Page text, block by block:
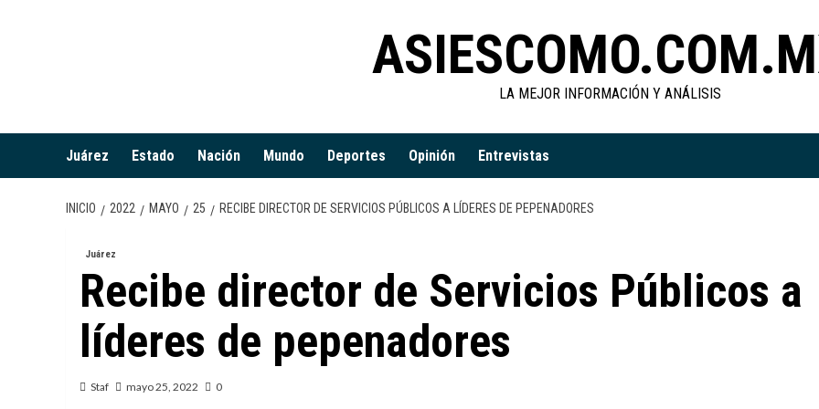
LA MEJOR INFORMACIÓN Y ANÁLISIS
Juárez Estado Nación Mundo Deportes Opinión Entrevistas
INICIO 2022 MAYO 25 RECIBE DIRECTOR DE SERVICIOS PÚBLICOS A LÍDERES DE PEPENADORES
Juárez
Recibe director de Servicios Públicos a
líderes de pepenadores
Staf mayo 25, 2022 0